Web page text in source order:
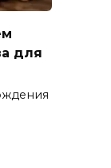
для